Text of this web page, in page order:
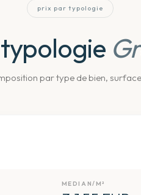
prix par typologie
par type de bien,
MEDIAN/M²